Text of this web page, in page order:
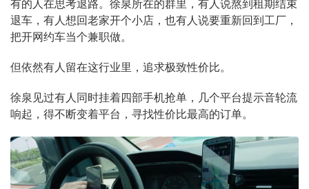
有的人在思考退路。徐泉所在的群里，有人说熬到租期结束
退车，有人想回老家开个小店，也有人说要重新回到工厂，
把开网约车当个兼职做。
但依然有人留在这行业里，追求极致性价比。
徐泉见过有人同时挂着四部手机抢单，几个平台提示音轮流
响起，得不断变着平台，寻找性价比最高的订单。